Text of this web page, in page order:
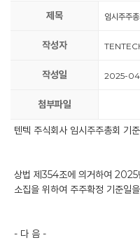
제목 임시주주
작성자
작성일 2025-
첨부파일
텐텍 주식회사 임시주주총회 기
상법 제354조에 의거하여
소집을 위하여 주주확정 기준일
- 다 음 -